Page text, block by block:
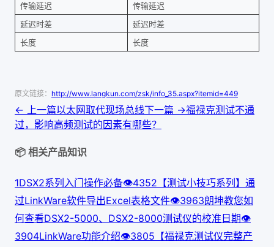
传输延迟
传输延迟
延迟时差
延迟时差
长度
长度
原文链接： http://www.langkun.com/zsk/info_35.aspx?itemid=449
← 上一篇以太网取代现场总线下一篇 →福禄克测试不通
过，影响高频测试的因素有哪些？
📦 相关产品知识
1DSX2系列入门操作必备👁4352 【测试小技巧系列】通
过LinkWare软件导出Excel表格文件👁3963朗坤教您如
何查看DSX2-5000、DSX2-8000测试仪的校准日期👁
3904LinkWare功能介绍👁3805 【福禄克测试仪完整产